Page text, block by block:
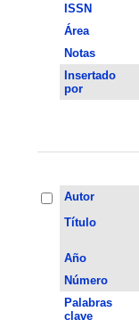
ISSN
Área
Notas
Insertado
por
Autor
Título
Año
Número
Palabras
clave